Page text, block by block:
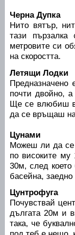
Черна Дупка
Нито вятър,
тази
метровите си
на скоростта.
Летящи Лодки
Предназначено
почти двойно,
Ще се влюбиш в
да се връщаш
Цунами
Можеш ли да се
по високите
30м, след
басейна,
Цунтрофуга
Почувствай
дългата 20м и
така, че